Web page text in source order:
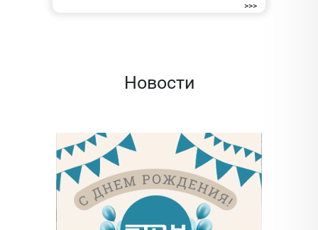
>>>
Новости